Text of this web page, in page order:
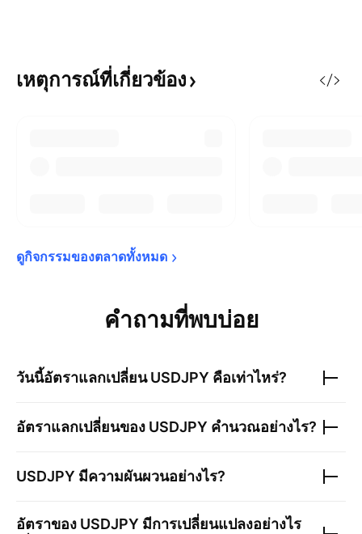
เหตุการณ์ที่เกี่ยวข้อง
ดูกิจกรรมของตลาดทั้งหมด
คำถามที่พบบ่อย
วันนี้อัตราแลกเปลี่ยนUSDJPY คือเท่าไหร่?
อัตราแลกเปลี่ยนของ USDJPY คำนวณอย่างไร?
USDJPY มีความผันผวนอย่างไร?
อัตราของ USDJPY มีการเปลี่ยนแปลงอย่างไร